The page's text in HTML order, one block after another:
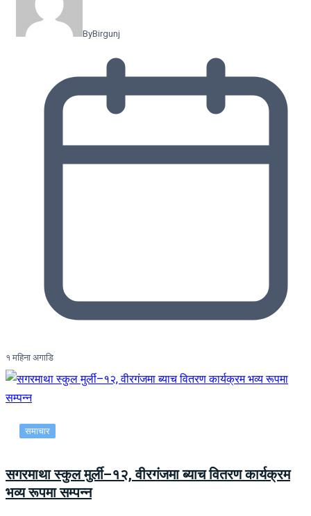
ByBirgunj
१ महिना अगाडि
समाचार
सगरमाथा स्कुल मुर्ली–१२, वीरगंजमा ब्याच वितरण कार्यक्रम
भव्य रूपमा सम्पन्न